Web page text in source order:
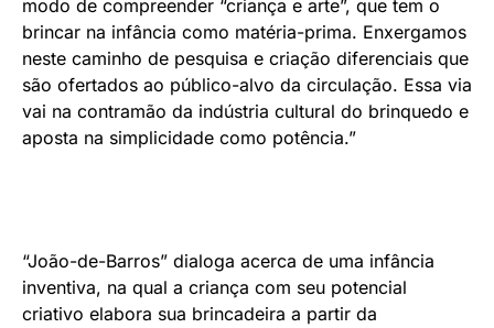
modo de compreender “criança e arte”, que tem o
brincar na infância como matéria-prima. Enxergamos
neste caminho de pesquisa e criação diferenciais que
são ofertados ao público-alvo da circulação. Essa via
vai na contramão da indústria cultural do brinquedo e
aposta na simplicidade como potência.”
“João-de-Barros” dialoga acerca de uma infância
inventiva, na qual a criança com seu potencial
criativo elabora sua brincadeira a partir da